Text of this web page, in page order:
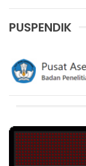
PUSPENDIK